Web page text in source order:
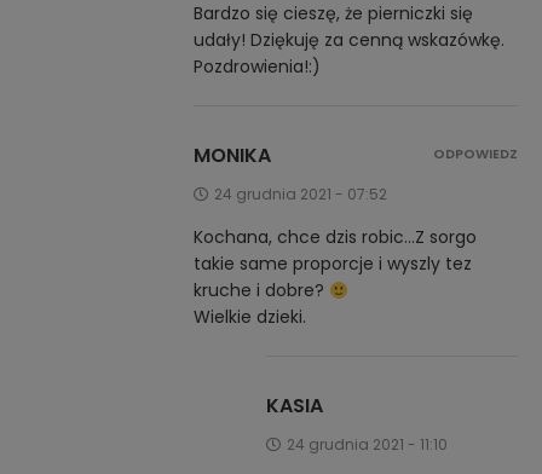
Bardzo się cieszę, że pierniczki się
udały! Dziękuję za cenną wskazówkę.
Pozdrowienia!:)
MONIKA
24 grudnia 2021 - 07:52
Kochana, chce dzis robic…Z sorgo
takie same proporcje i wyszly tez
kruche i dobre?
Wielkie dzieki.
ODPOWIEDZ
KASIA
24 grudnia 2021 - 11:10